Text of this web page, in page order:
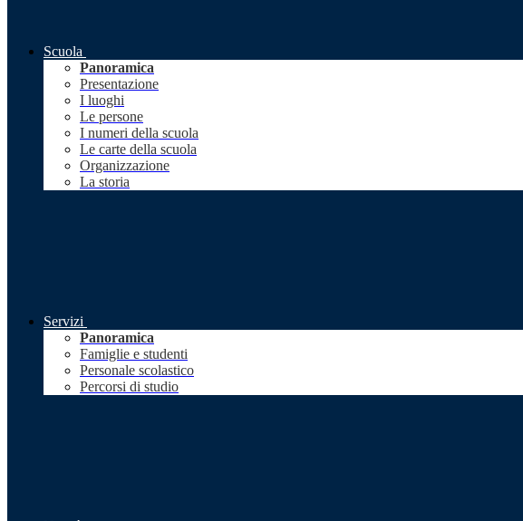
Scuola
Panoramica
Presentazione
I luoghi
Le persone
I numeri della scuola
Le carte della scuola
Organizzazione
La storia
Servizi
Panoramica
Famiglie e studenti
Personale scolastico
Percorsi di studio